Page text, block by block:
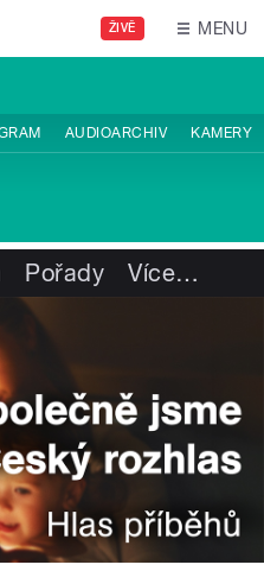
ŽIVĚ MENU
AUDIOARCHIV KAMERY
Pořady Více…